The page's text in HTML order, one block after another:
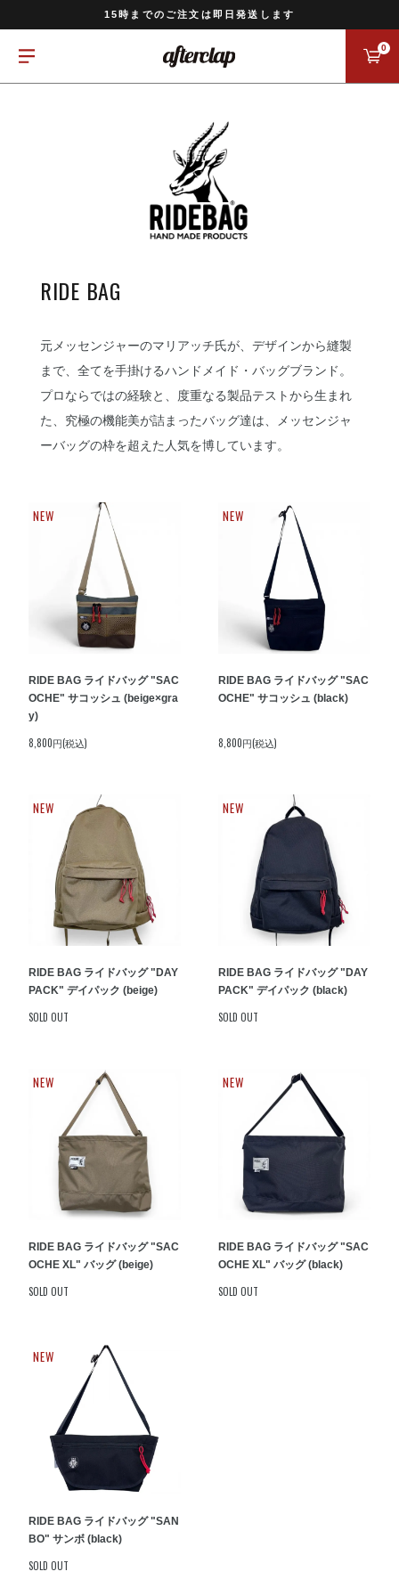
15時までのご注文は即日発送します
0
RIDE BAG
元メッセンジャーのマリアッチ氏が、デザインから縫製
まで、全てを手掛けるハンドメイド・バッグブランド。
プロならではの経験と、度重なる製品テストから生まれ
た、究極の機能美が詰まったバッグ達は、メッセンジャ
ーバッグの枠を超えた人気を博しています。
NEW
RIDE BAG ライドバッグ "SAC
OCHE" サコッシュ (beige×gra
y)
8,800円(税込)
NEW
RIDE BAG ライドバッグ "SAC
OCHE" サコッシュ (black)
8,800円(税込)
NEW
RIDE BAG ライドバッグ "DAY
PACK" デイパック (beige)
SOLD OUT
NEW
RIDE BAG ライドバッグ "DAY
PACK" デイパック (black)
SOLD OUT
NEW
RIDE BAG ライドバッグ "SAC
OCHE XL" バッグ (beige)
SOLD OUT
NEW
RIDE BAG ライドバッグ "SAC
OCHE XL" バッグ (black)
SOLD OUT
NEW
RIDE BAG ライドバッグ "SAN
BO" サンボ (black)
SOLD OUT